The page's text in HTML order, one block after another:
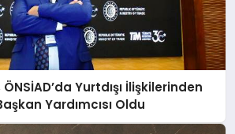
Yurtdışı İlişkilerinden
Yardımcısı Oldu